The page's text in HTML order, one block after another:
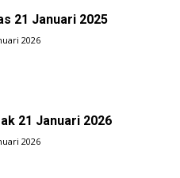
21 Januari 2025
2026
21 Januari 2026
2026